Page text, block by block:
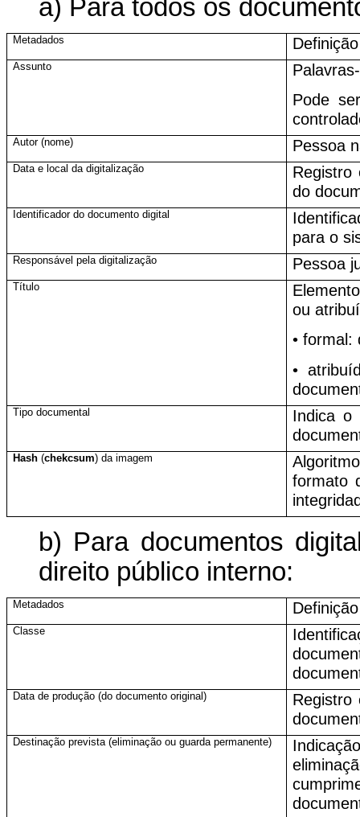
a) Para todos os
Metadados Definição
Assunto
Pode
Autor (nome) Pessoa
Data e local da digitalização
Registro
do
Identificador do documento digital
para o
Responsável pela digitalização Pessoa
Título
ou
• formal:
•
Tipo documental
Indica o
Hash (chekcsum) da imagem
formato
b) Para documentos
direito público interno:
Metadados Definição
Classe
Data de produção (do documento original)
Registro
Destinação prevista (eliminação ou guarda permanente)